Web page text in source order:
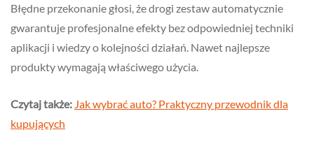
Błędne przekonanie głosi, że drogi zestaw automatycznie
gwarantuje profesjonalne efekty bez odpowiedniej techniki
aplikacji i wiedzy o kolejności działań. Nawet najlepsze
produkty wymagają właściwego użycia.
Czytaj także: Jak wybrać auto? Praktyczny przewodnik dla
kupujących